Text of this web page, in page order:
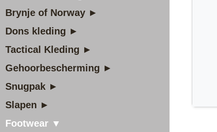
Brynje of Norway ►
Dons kleding ►
Tactical Kleding ►
Gehoorbescherming ►
Snugpak ►
Slapen ►
Footwear ▼